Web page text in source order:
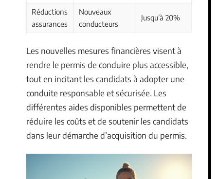
Réductions
assurances
Nouveaux
conducteurs
Jusqu’à 20%
Les nouvelles mesures financières visent à
rendre le permis de conduire plus accessible,
tout en incitant les candidats à adopter une
conduite responsable et sécurisée. Les
différentes aides disponibles permettent de
réduire les coûts et de soutenir les candidats
dans leur démarche d’acquisition du permis.